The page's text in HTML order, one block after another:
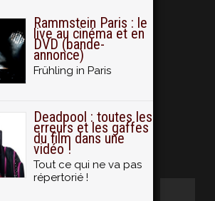
Rammstein Paris : le
live au cinéma et en
DVD (bande-
annonce)
Frühling in Paris
Deadpool : toutes les
erreurs et les gaffes
du film dans une
vidéo !
Tout ce qui ne va pas
répertorié !